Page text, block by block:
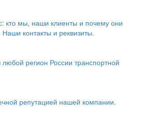
кто мы, наши клиенты и почему они
контакты и реквизиты.
регион России транспортной
репутацией нашей компании.